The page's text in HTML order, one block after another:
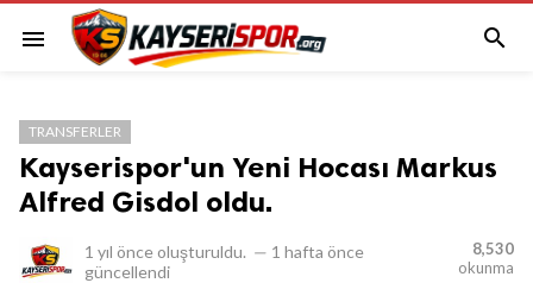
menu 
TRANSFERLER
Kayserispor'un Yeni Hocası Markus
Alfred Gisdol oldu.
1 yıl önce oluşturuldu. — 1 hafta önce
güncellendi
8,530
okunma